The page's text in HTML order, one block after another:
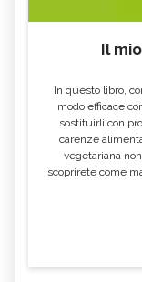
Il
In questo libro,
modo efficace
sostituirli con
carenze
vegetariana
scoprirete come